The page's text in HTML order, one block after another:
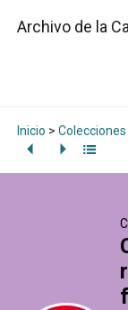
Archivo de la
Inicio > Colecciones